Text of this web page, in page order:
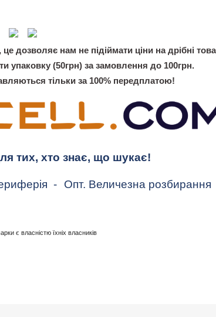
дозволяє нам не підіймати ціни на дрібні
упаковку (50грн) за замовлення до 100грн.
тільки за 100% передплатою!
тих, хто знає, що шукає!
- Опт. Величезна розбирання
є власністю їхніх власників